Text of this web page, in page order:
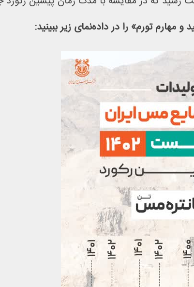
تورم» را در داده‌نمای زیر ببینید: